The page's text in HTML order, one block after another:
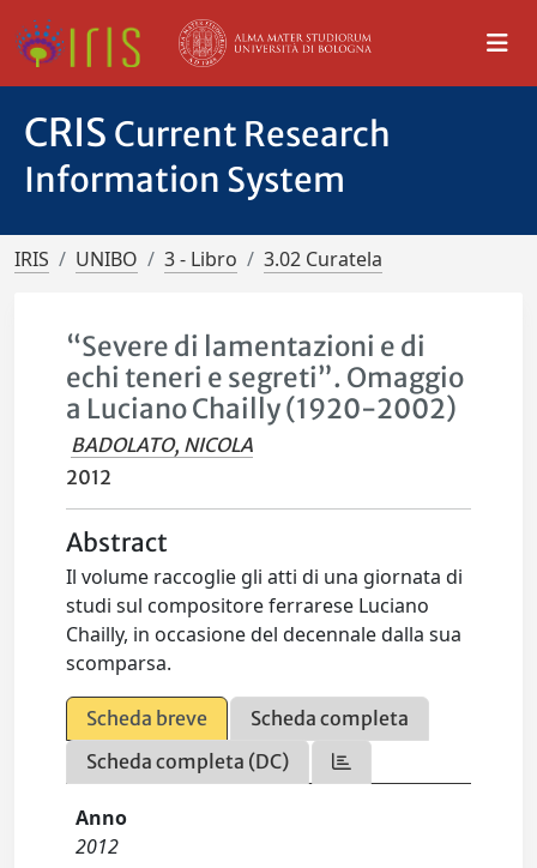
CRIS Current Research
Information System
IRIS UNIBO 3 - Libro 3.02 Curatela
“Severe di lamentazioni e di
echi teneri e segreti”. Omaggio
a Luciano Chailly (1920-2002)
BADOLATO, NICOLA
2012
Abstract
Il volume raccoglie gli atti di una giornata di
studi sul compositore ferrarese Luciano
Chailly, in occasione del decennale dalla sua
scomparsa.
Scheda breve
Scheda completa
Scheda completa (DC)
Anno
2012